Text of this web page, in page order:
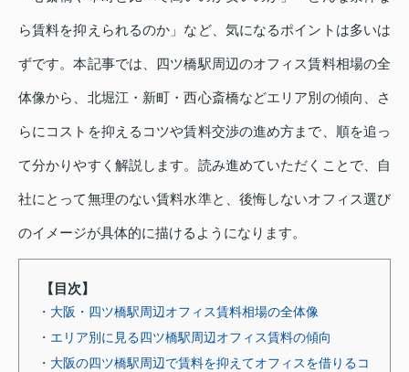
ら賃料を抑えられるのか」など、気になるポイントは多いは
ずです。本記事では、四ツ橋駅周辺のオフィス賃料相場の全
体像から、北堀江・新町・西心斎橋などエリア別の傾向、さ
らにコストを抑えるコツや賃料交渉の進め方まで、順を追っ
て分かりやすく解説します。読み進めていただくことで、自
社にとって無理のない賃料水準と、後悔しないオフィス選び
のイメージが具体的に描けるようになります。
【目次】
・大阪・四ツ橋駅周辺オフィス賃料相場の全体像
・エリア別に見る四ツ橋駅周辺オフィス賃料の傾向
・大阪の四ツ橋駅周辺で賃料を抑えてオフィスを借りるコ